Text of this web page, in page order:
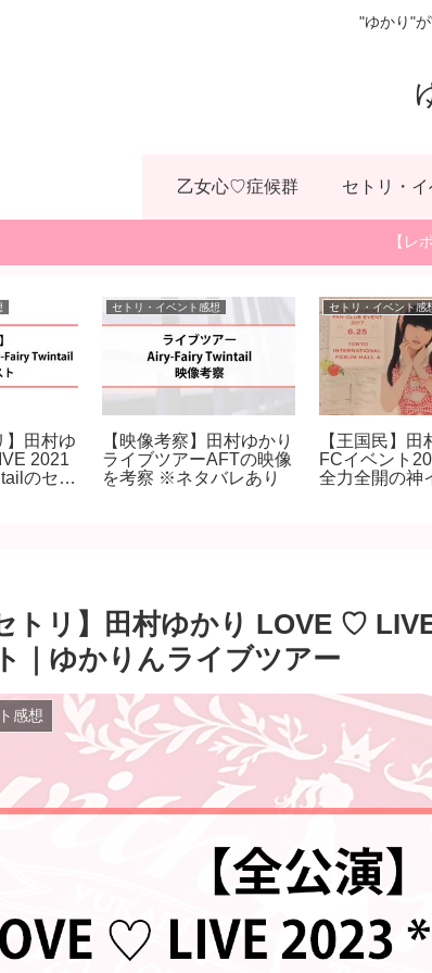
"ゆかり"
乙女心♡症候群 セトリ・
【レ
】田村ゆ
2021
のセッ
セトリ・イベント感想
【映像考察】田村ゆかり
ライブツアーAFTの映像
を考察 ※ネタバレあり
セトリ・イベント感
【王国民】田
FCイベント
全力全開の神
トリ】田村ゆかり LOVE ♡
｜ゆかりんライブツアー
感想